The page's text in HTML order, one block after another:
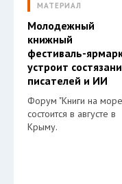
МАТЕРИАЛ
Молодежный
книжный
фестиваль-
устроит
писателей и ИИ
Форум "Книги на
состоится в августе в
Крыму.